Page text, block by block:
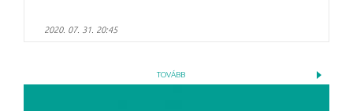
2020. 07. 31. 20:45
TOVÁBB